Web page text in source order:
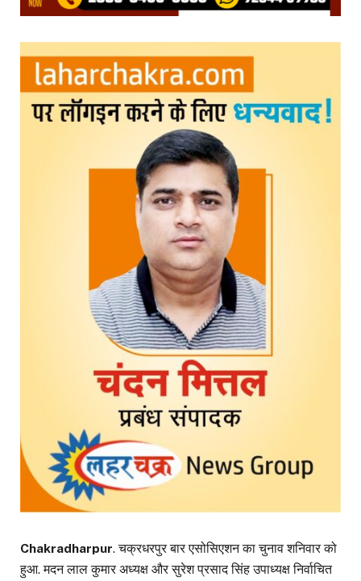
Chakradharpur. चक्रधरपुर बार एसोसिएशन का चुनाव शनिवार को
हुआ. मदन लाल कुमार अध्यक्ष और सुरेश प्रसाद सिंह उपाध्यक्ष निर्वाचित